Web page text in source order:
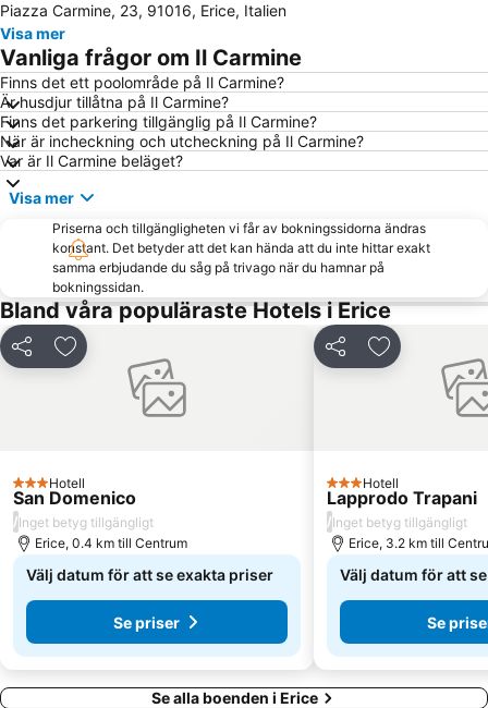
Isola delle Femmine
Spiaggia Balestrate
Le Cinque Torri
Segesta
Riserva Naturale Orientata Saline di Trapani e Paceco
Aeroporto Vincenzo Florio
Spiagge dello Zingaro
Spiaggia di Guidaloca
Riserva naturale orientata dello zingaro
Piazza Carmine, 23, 91016, Erice, Italien
Visa mer
Vanliga frågor om Il Carmine
Finns det ett poolområde på Il Carmine?
Är husdjur tillåtna på Il Carmine?
Finns det parkering tillgänglig på Il Carmine?
När är incheckning och utcheckning på Il Carmine?
Var är Il Carmine beläget?
Visa mer
Priserna och tillgängligheten vi får av bokningssidorna ändras
konstant. Det betyder att det kan hända att du inte hittar exakt
samma erbjudande du såg på trivago när du hamnar på
bokningssidan.
Bland våra populäraste Hotels i Erice
Dela Lägg till i Mina Favoriter
3 Stjärnor
Hotell
San Domenico
/Inget betyg tillgängligt
Erice, 0.4 km till Centrum
Välj datum för att se exakta priser
Se priser
Dela Lägg till i
3 Stjärnor
Hotell
Lapprodo Trapani
/Inget betyg tillgängligt
Erice, 3.2 km till
Välj datum för att
Se
Se alla boenden i Erice